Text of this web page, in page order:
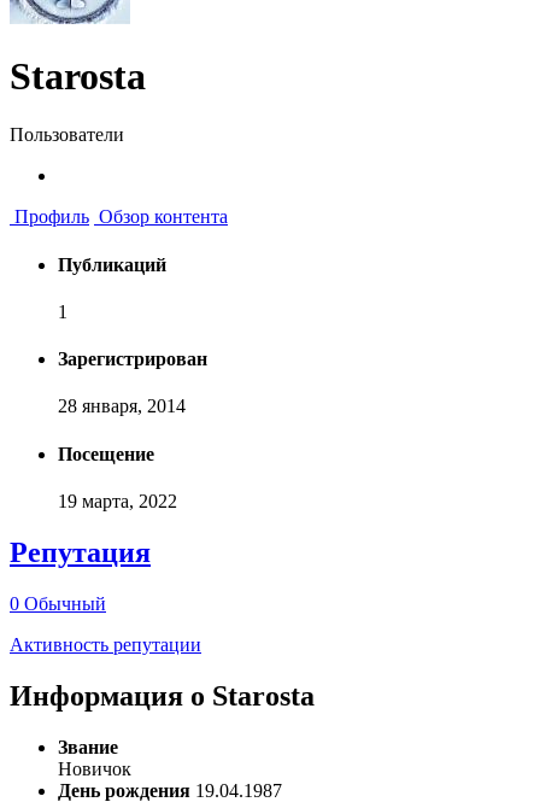
Starosta
Пользователи
Профиль Обзор контента
Публикаций
1
Зарегистрирован
28 января, 2014
Посещение
19 марта, 2022
Репутация
0 Обычный
Активность репутации
Информация о Starosta
Звание
Новичок
День рождения 19.04.1987